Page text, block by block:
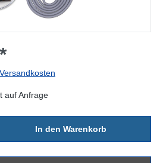
auf Anfrage
In den Warenkorb